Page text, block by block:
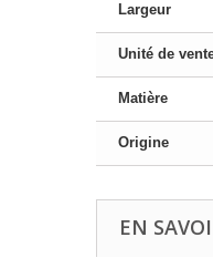
Largeur
Unité de
Matière
Origine
EN